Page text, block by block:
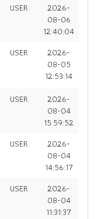
USER
2026-
08-06
12:40:04
USER
2026-
08-05
12:53:14
USER
2026-
08-04
15:59:52
USER
2026-
08-04
14:56:17
USER
2026-
08-04
11:31:37